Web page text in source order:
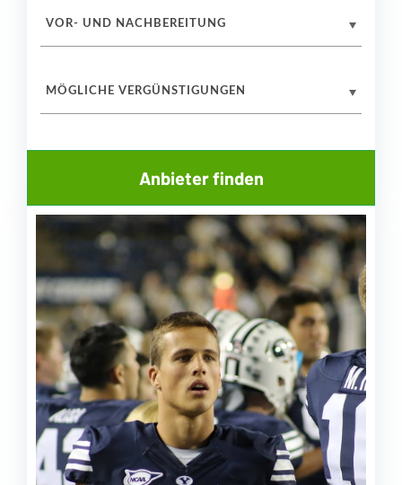
VOR- UND NACHBEREITUNG
MÖGLICHE VERGÜNSTIGUNGEN